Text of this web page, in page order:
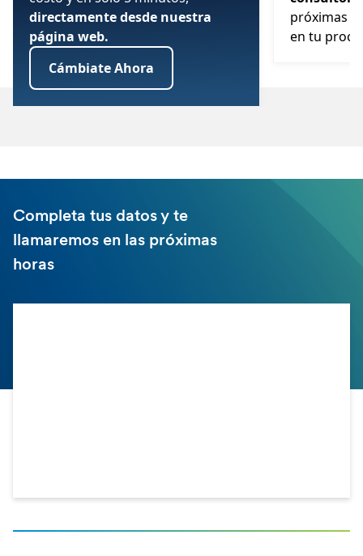
directamente desde nuestra
página web.
Cámbiate Ahora
próximas
en tu
Completa tus datos y te
llamaremos en las próximas
horas